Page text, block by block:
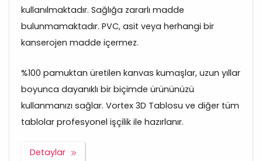
kullanılmaktadır. Sağlığa zararlı madde
bulunmamaktadır. PVC, asit veya herhangi bir
kanserojen madde içermez.
%100 pamuktan üretilen kanvas kumaşlar, uzun yıllar
boyunca dayanıklı bir biçimde ürününüzü
kullanmanızı sağlar. Vortex 3D Tablosu ve diğer tüm
tablolar profesyonel işçilik ile hazırlanır.
Detaylar